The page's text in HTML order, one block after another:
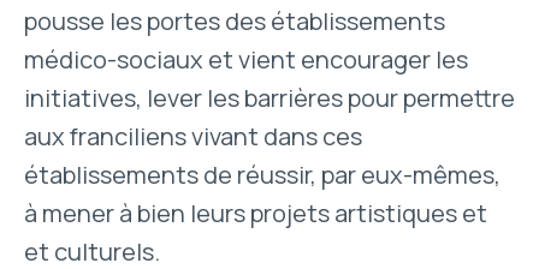
pousse les portes des établissements
médico-sociaux et vient encourager les
initiatives, lever les barrières pour permettre
aux franciliens vivant dans ces
établissements de réussir, par eux-mêmes,
à mener à bien leurs projets artistiques et
et culturels.